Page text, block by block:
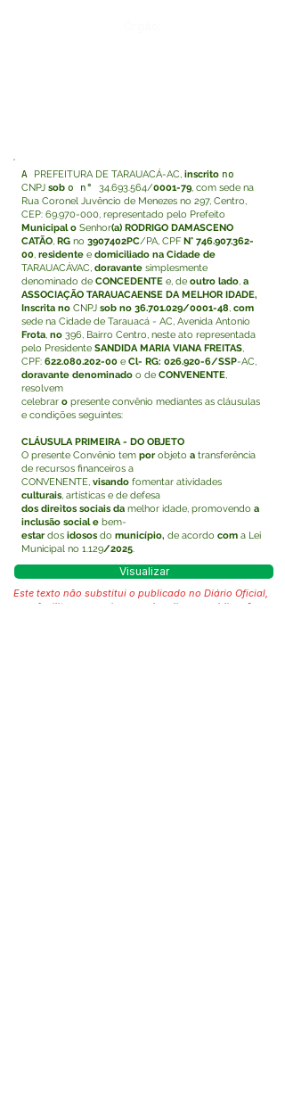
A PREFEITURA DE TARAUACÁ-AC, inscrito no
CNPJ sob o n° 34.693.564/0001-79, com sede na
Rua Coronel Juvêncio de Menezes no 297, Centro,
CEP: 69.970-000, representado pelo Prefeito
Municipal o Senhor(a) RODRIGO DAMASCENO
CATÃO, RG no 3907402PC/PA, CPF N° 746.907.362-
00, residente e domiciliado na Cidade de
TARAUACÁVAC, doravante simplesmente
denominado de CONCEDENTE e, de outro lado, a
ASSOCIAÇÃO TARAUACAENSE DA MELHOR IDADE,
Inscrita no CNPJ sob no 36.701.029/0001-48, com
sede na Cidade de Tarauacá - AC, Avenida Antonio
Frota, no 396, Bairro Centro, neste ato representada
pelo Presidente SANDIDA MARIA VIANA FREITAS,
CPF: 622.080.202-00 e Cl- RG: 026.920-6/SSP-AC,
doravante denominado o de CONVENENTE,
resolvem
celebrar o presente convênio mediantes as cláusulas
e condições seguintes:
CLÁUSULA PRIMEIRA - DO OBJETO
O presente Convênio tem por objeto a transferência
de recursos financeiros a
CONVENENTE, visando fomentar atividades
culturais, artísticas e de defesa
dos direitos sociais da melhor idade, promovendo a
inclusão social e bem-
estar dos idosos do município, de acordo com a Lei
Municipal no 1.129/2025.
Visualizar
Este texto não substitui o publicado no Diário Oficial,
mas facilita a pesquisa para localizar a publicação